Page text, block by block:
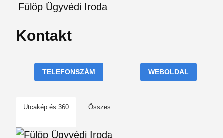
Fülöp Ügyvédi Iroda
Kontakt
TELEFONSZÁM WEBOLDAL
Utcakép és 360 Összes